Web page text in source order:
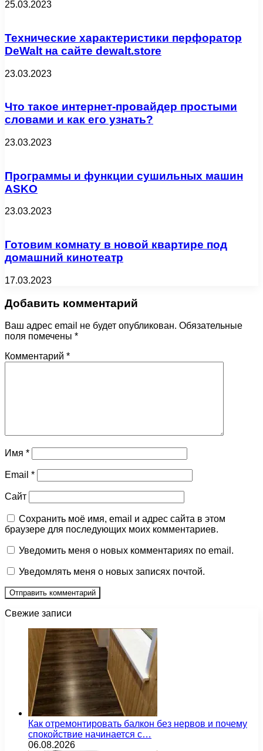
25.03.2023
Технические характеристики перфоратор
DeWalt на сайте dewalt.store
23.03.2023
Что такое интернет-провайдер простыми
словами и как его узнать?
23.03.2023
Программы и функции сушильных машин
ASKO
23.03.2023
Готовим комнату в новой квартире под
домашний кинотеатр
17.03.2023
Добавить комментарий
Ваш адрес email не будет опубликован. Обязательные
поля помечены *
Комментарий *
Имя *
Email *
Сайт
Сохранить моё имя, email и адрес сайта в этом
браузере для последующих моих комментариев.
Уведомить меня о новых комментариях по email.
Уведомлять меня о новых записях почтой.
Свежие записи
Как отремонтировать балкон без нервов и почему
спокойствие начинается с…
06.08.2026